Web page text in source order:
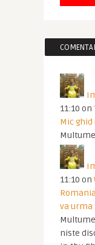
11:10 on
Mic
11:10 on
va urma
niste